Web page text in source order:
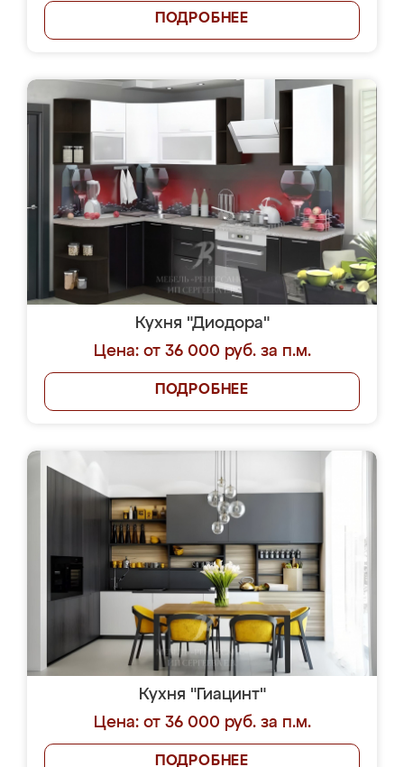
ПОДРОБНЕЕ
Кухня "Диодора"
Цена: от 36 000 руб. за п.м.
ПОДРОБНЕЕ
Кухня "Гиацинт"
Цена: от 36 000 руб. за п.м.
ПОДРОБНЕЕ